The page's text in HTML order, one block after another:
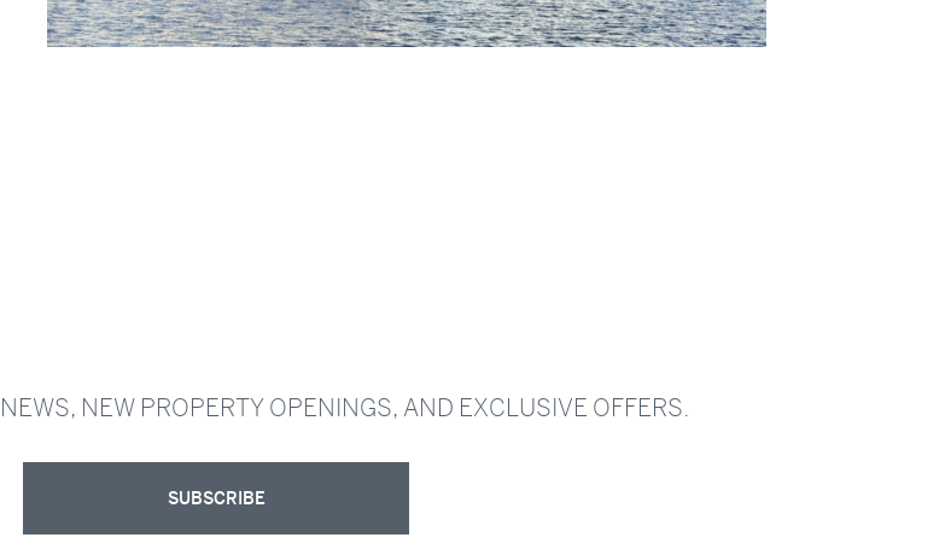
NEW PROPERTY OPENINGS, AND EXCLUSIVE OFFERS.
SUBSCRIBE